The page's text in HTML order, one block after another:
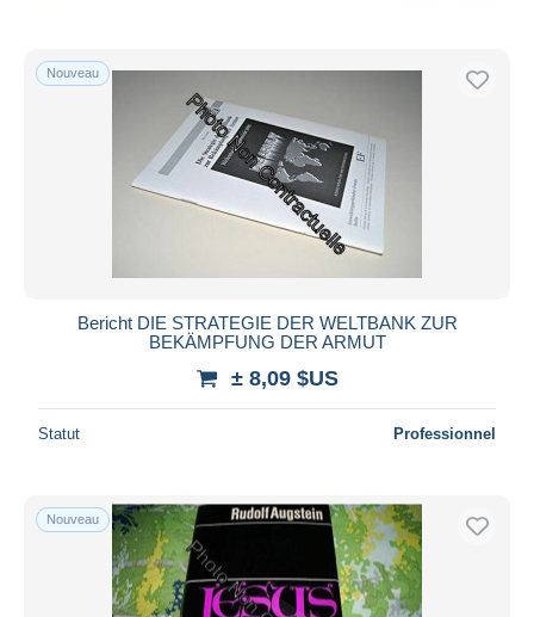
Nouveau
Bericht DIE STRATEGIE DER WELTBANK ZUR
BEKÄMPFUNG DER ARMUT
± 8,09 $US
Statut Professionnel
Nouveau